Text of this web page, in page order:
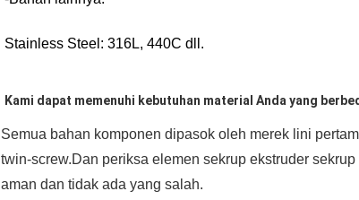
Stainless Steel: 316L, 440C dll.
Kami dapat memenuhi kebutuhan material Anda yang
Semua bahan komponen dipasok oleh merek lini
twin-screw.Dan periksa elemen sekrup ekstruder
aman dan tidak ada yang salah.